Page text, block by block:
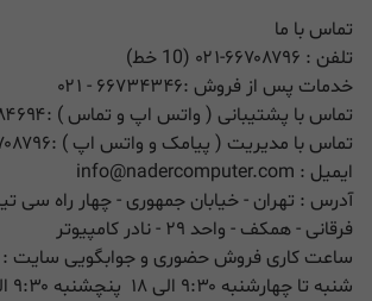
تماس با ما
تلفن : ۰۲۱-۶۶۷۰۸۷۹۶ (10 خط)
خدمات پس از فروش :۶۶۷۳۴۳۴۶ - ۰۲۱
تماس با پشتیبانی ( واتس اپ و تماس ) :
تماس با مدیریت ( پیامک و واتس اپ ) :
ایمیل : info@nadercomputer.com
آدرس : تهران - خیابان جمهوری - چهار راه سی
فرقانی - همکف - واحد ۲۹ - نادر کامپیوتر
ساعت کاری فروش حضوری و جوابگویی سایت :
شنبه تا چهارشنبه ۹:۳۰ الی ۱۸ پنچشنبه ۹:۳۰ الی ۱۳:۳۰